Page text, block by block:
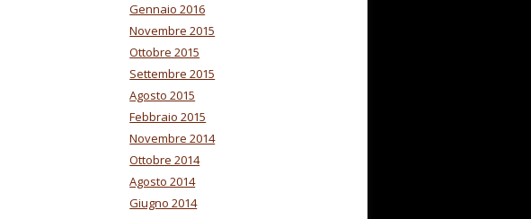
Gennaio 2016
Novembre 2015
Ottobre 2015
Settembre 2015
Agosto 2015
Febbraio 2015
Novembre 2014
Ottobre 2014
Agosto 2014
Giugno 2014